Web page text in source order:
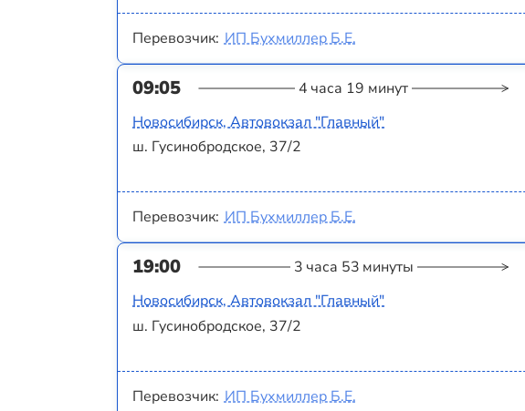
Перевозчик: ИП Бухмиллер Б.Е.
09:05 4 часа 19 минут
Новосибирск, Автовокзал "Главный"
ш. Гусинобродское, 37/2
Перевозчик: ИП Бухмиллер Б.Е.
19:00 3 часа 53 минуты
Новосибирск, Автовокзал "Главный"
ш. Гусинобродское, 37/2
Перевозчик: ИП Бухмиллер Б.Е.